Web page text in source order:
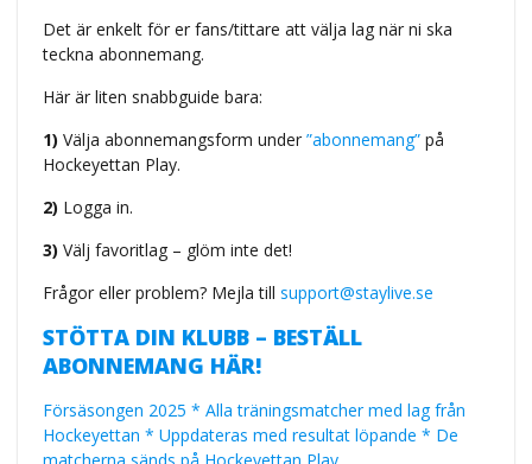
Det är enkelt för er fans/tittare att välja lag när ni ska
teckna abonnemang.
Här är liten snabbguide bara:
1) Välja abonnemangsform under ”abonnemang”på
Hockeyettan Play.
2) Logga in.
3) Välj favoritlag – glöm inte det!
Frågor eller problem? Mejla till support@staylive.se
STÖTTA DIN KLUBB – BESTÄLL
ABONNEMANG HÄR!
Försäsongen 2025 * Alla träningsmatcher med lag från
Hockeyettan * Uppdateras med resultat löpande * De